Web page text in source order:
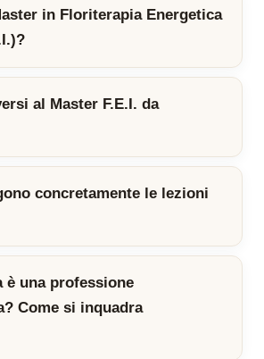
in Floriterapia Energetica
al Master F.E.I. da
concretamente le lezioni
è una professione
Come si inquadra